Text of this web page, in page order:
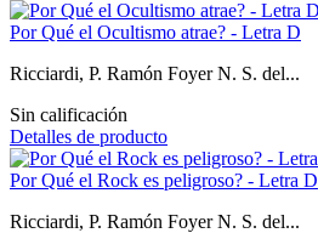
Por Qué el Ocultismo atrae? - Letra D
Ricciardi, P. Ramón Foyer N. S. del...
Sin calificación
Detalles de producto
Por Qué el Rock es peligroso? - Letra D
Ricciardi, P. Ramón Foyer N. S. del...